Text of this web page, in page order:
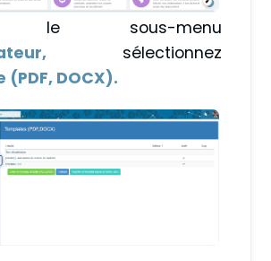
le sous-menu
sélectionnez
DOCX).